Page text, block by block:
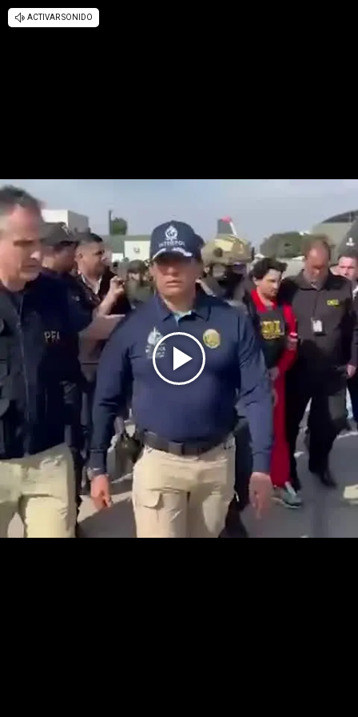
Play
Video
ACTIVAR SONIDO